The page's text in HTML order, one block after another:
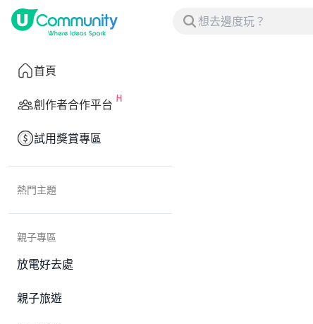
首頁
創作者合作平台
試用獎賞專區
熱門主題
親子專區
放電好去處
親子旅遊